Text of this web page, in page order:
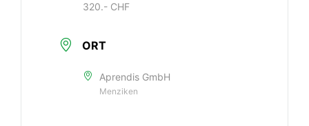
320.- CHF
ORT
Aprendis GmbH
Menziken